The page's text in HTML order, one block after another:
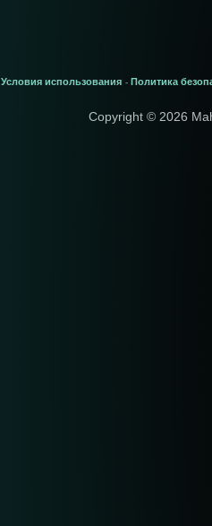
Условия использования - Политика
Copyright © 2026